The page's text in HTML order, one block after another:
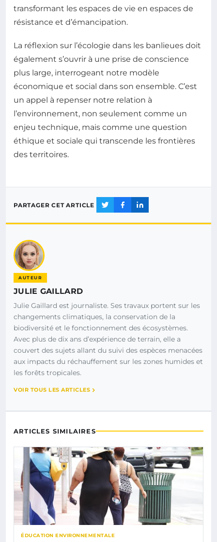
transformant les espaces de vie en espaces de
résistance et d’émancipation.
La réflexion sur l’écologie dans les banlieues doit
également s’ouvrir à une prise de conscience
plus large, interrogeant notre modèle
économique et social dans son ensemble. C’est
un appel à repenser notre relation à
l’environnement, non seulement comme un
enjeu technique, mais comme une question
éthique et sociale qui transcende les frontières
des territoires.
PARTAGER CET ARTICLE
AUTEUR
JULIE GAILLARD
Julie Gaillard est journaliste. Ses travaux portent sur les
changements climatiques, la conservation de la
biodiversité et le fonctionnement des écosystèmes.
Avec plus de dix ans d’expérience de terrain, elle a
couvert des sujets allant du suivi des espèces menacées
aux impacts du réchauffement sur les zones humides et
les forêts tropicales.
VOIR TOUS LES ARTICLES
ARTICLES SIMILAIRES
ÉDUCATION ENVIRONNEMENTALE